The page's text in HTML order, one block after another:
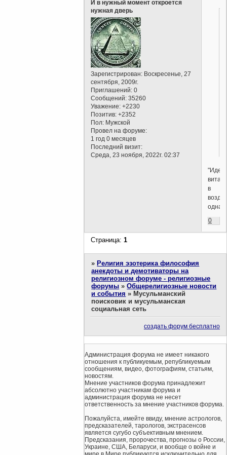
И в нужный момент откроется
нужная дверь
Зарегистрирован: Воскресенье, 27
сентября, 2009г.
Приглашений: 0
Сообщений: 35260
Уважение: +2230
Позитив: +2352
Пол: Мужской
Провел на форуме:
1 год 0 месяцев
Последний визит:
Среда, 23 ноября, 2022г. 02:37
"Идеи
в
0
Страница:1
»Религия эзотерика философия
анекдоты и демотиваторы на
религиозном форуме - религиозные
форумы »Общерелигиозные новости
и события »Мусульманский
поисковик и мусульманская
социальная сеть
создать форум бесплатно
Администрация форума не имеет никакого
отношения к публикуемым, републикуемым
сообщениям, видео, фотографиям, статьям,
новостям.
Мнение участников форума принадлежит
абсолютно участникам форума и
администрация форума не несет
ответственность за мнение участников форума.
Пожалуйста, имейте ввиду, мнение астрологов,
предсказателей, тарологов, экстрасенсов
является сугубо субъективным мнением.
Предсказания, пророчества, прогнозы о России,
Украине, США, Беларуси, и вообще о войне и